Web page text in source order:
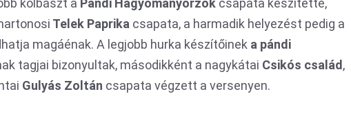
kolbászt a Pándi Hagyományörzők csapata készítette,
Telek Paprika csapata, a harmadik helyezést pedig a
magáénak. A legjobb hurka készítőinek a pándi
tagjai bizonyultak, másodikként a nagykátai Csikós család,
Gulyás Zoltán csapata végzett a versenyen.